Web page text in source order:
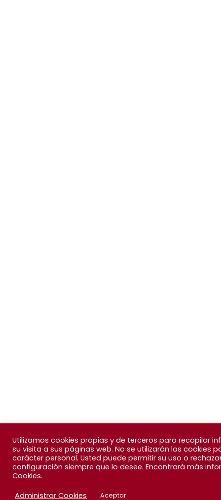
Utilizamos cookies propias y de terceros para recopilar
su visita a sus páginas web. No se utilizarán las cookies
carácter personal. Usted puede permitir su uso o
configuración siempre que lo desee. Encontrará más
Cookies.
Administrar Cookies
Aceptar